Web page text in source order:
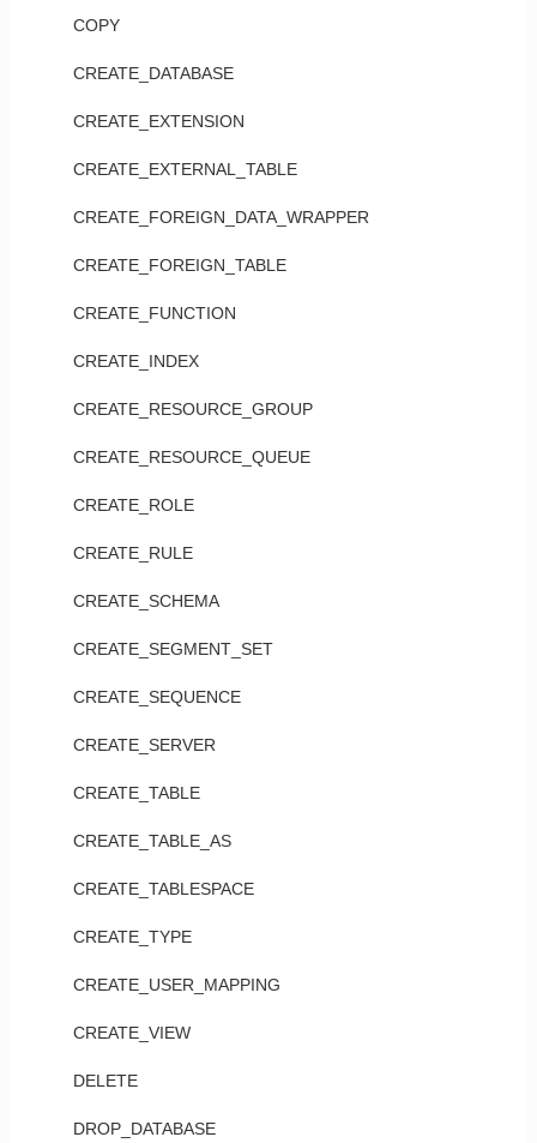
COPY
CREATE_DATABASE
CREATE_EXTENSION
CREATE_EXTERNAL_TABLE
CREATE_FOREIGN_DATA_WRAPPER
CREATE_FOREIGN_TABLE
CREATE_FUNCTION
CREATE_INDEX
CREATE_RESOURCE_GROUP
CREATE_RESOURCE_QUEUE
CREATE_ROLE
CREATE_RULE
CREATE_SCHEMA
CREATE_SEGMENT_SET
CREATE_SEQUENCE
CREATE_SERVER
CREATE_TABLE
CREATE_TABLE_AS
CREATE_TABLESPACE
CREATE_TYPE
CREATE_USER_MAPPING
CREATE_VIEW
DELETE
DROP_DATABASE